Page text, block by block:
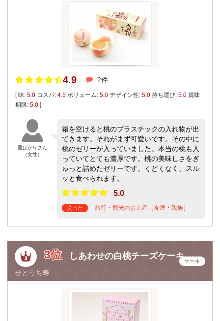
4.9 2件
[ 味: 5.0 コスパ: 4.5 ボリューム: 5.0 デザイン性: 5.0 持ち運び: 5.0 賞味
期限: 5.0 ]
皿ばかりさん
（女性）
箱を空けると桃のプラスチックの入れ物が出
てきます。それがまず可愛いです。その中に
桃のゼリーが入っていました。本当の桃も入
っていてとても濃厚です。桃の美味しさをぎ
ゅっと詰めたゼリーです。くどくなく、スル
ッと食べられます。
5.0
貰った 旅行・観光のお土産（友達・親族）
3位 しあわせの白桃チーズケーキ
せとうち寿
ケーキ